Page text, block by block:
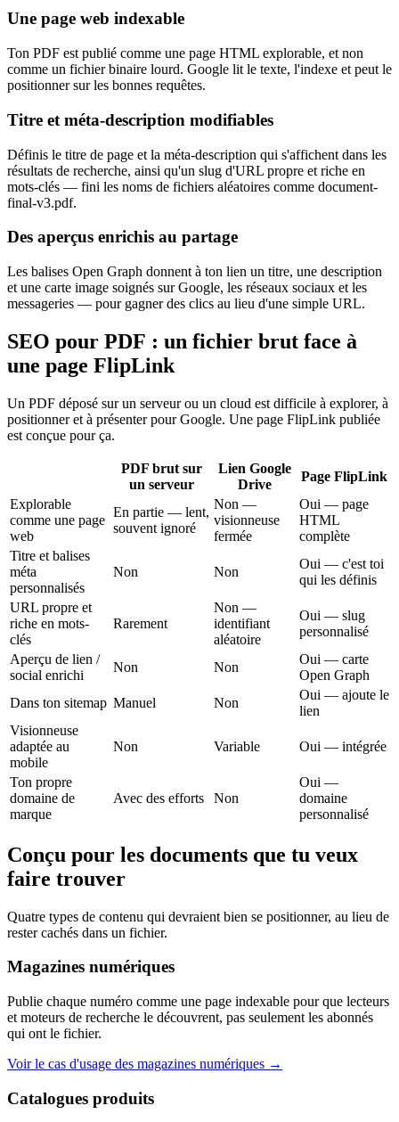
Une page web indexable
Ton PDF est publié comme une page HTML explorable, et non
comme un fichier binaire lourd. Google lit le texte, l'indexe et peut le
positionner sur les bonnes requêtes.
Titre et méta-description modifiables
Définis le titre de page et la méta-description qui s'affichent dans les
résultats de recherche, ainsi qu'un slug d'URL propre et riche en
mots-clés — fini les noms de fichiers aléatoires comme document-
final-v3.pdf.
Des aperçus enrichis au partage
Les balises Open Graph donnent à ton lien un titre, une description
et une carte image soignés sur Google, les réseaux sociaux et les
messageries — pour gagner des clics au lieu d'une simple URL.
SEO pour PDF : un fichier brut face à
une page FlipLink
Un PDF déposé sur un serveur ou un cloud est difficile à explorer, à
positionner et à présenter pour Google. Une page FlipLink publiée
est conçue pour ça.
PDF brut sur
un serveur
Lien Google
Drive
Page FlipLink
Explorable
comme une page
web
En partie — lent,
souvent ignoré
Non —
visionneuse
fermée
Oui — page
HTML
complète
Titre et balises
méta
personnalisés
Non Non
Oui — c'est toi
qui les définis
URL propre et
riche en mots-
clés
Rarement
Non —
identifiant
aléatoire
Oui — slug
personnalisé
Aperçu de lien /
social enrichi
Non Non
Oui — carte
Open Graph
Dans ton sitemap Manuel Non
Oui — ajoute le
lien
Visionneuse
adaptée au
mobile
Non Variable Oui — intégrée
Ton propre
domaine de
marque
Avec des efforts Non
Oui —
domaine
personnalisé
Conçu pour les documents que tu veux
faire trouver
Quatre types de contenu qui devraient bien se positionner, au lieu de
rester cachés dans un fichier.
Magazines numériques
Publie chaque numéro comme une page indexable pour que lecteurs
et moteurs de recherche le découvrent, pas seulement les abonnés
qui ont le fichier.
Voir le cas d'usage des magazines numériques →
Catalogues produits